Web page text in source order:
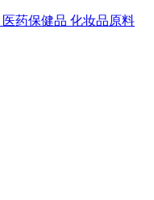
医药保健品 化妆品原料